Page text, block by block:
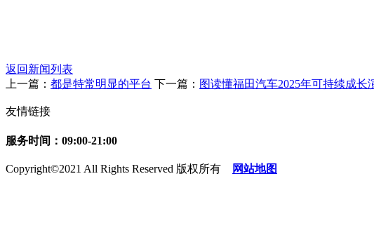
返回新闻列表
上一篇： 都是特常明显的平台 下一篇： 图读懂福田汽车2025年可持续成长
友情链接
服务时间：09:00-21:00
Copyright©2021 All Rights Reserved 版权所有 网站地图